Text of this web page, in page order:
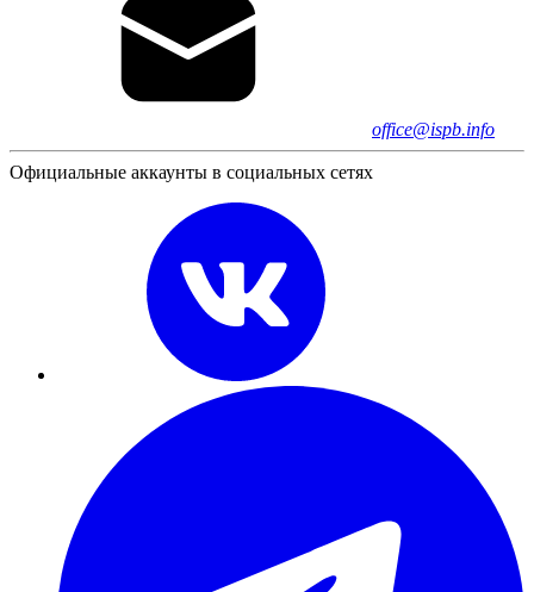
office@ispb.info
Официальные аккаунты в социальных сетях